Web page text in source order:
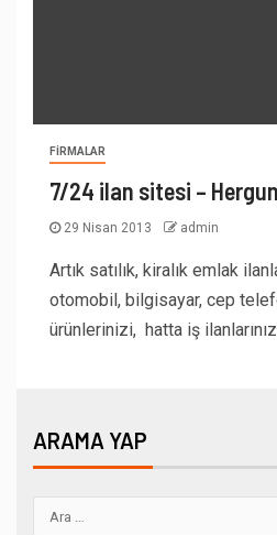
FIRMALAR
7/24 ilan sitesi –
29 Nisan 2013 admin
Artık satılık, kiralık emlak
otomobil, bilgisayar, cep
ürünlerinizi, hatta iş
ARAMA YAP